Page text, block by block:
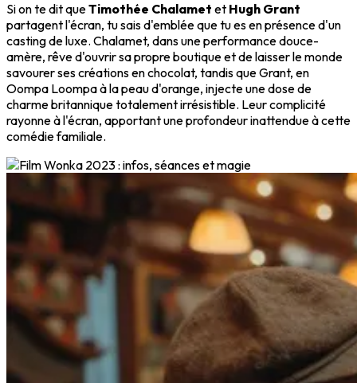
Si on te dit queTimothée Chalamet et Hugh Grant
partagent l'écran, tu sais d'emblée que tu es en présence d'un
casting de luxe. Chalamet, dans une performance douce-
amère, rêve d'ouvrir sa propre boutique et de laisser le monde
savourer ses créations en chocolat, tandis que Grant, en
Oompa Loompa à la peau d'orange, injecte une dose de
charme britannique totalement irrésistible. Leur complicité
rayonne à l'écran, apportant une profondeur inattendue à cette
comédie familiale.